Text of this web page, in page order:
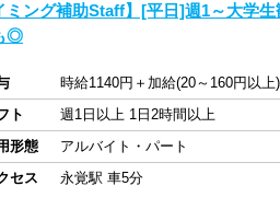
ミング補助Staff】[平日]週1～大
◎
時給1140円＋加給(20～160円以上
ト
週1日以上 1日2時間以上
形態
アルバイト・パート
セス
永覚駅 車5分